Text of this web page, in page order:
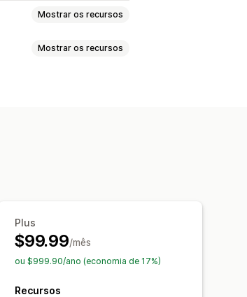
Mostrar os recursos
de estornos
por e-mail
Mostrar os recursos
Plus
$99.99/mês
ou $999.90/ano (economia de 17%)
Recursos